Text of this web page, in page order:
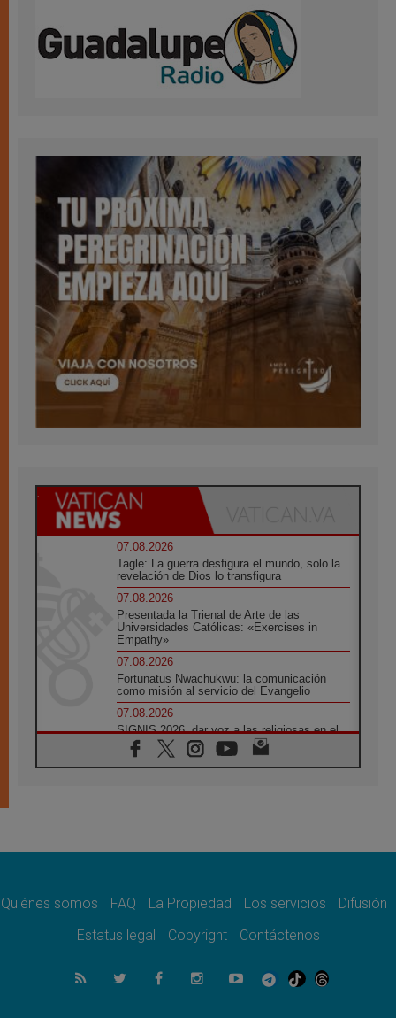
07.08.2026
Tagle: La guerra desfigura el mundo, solo la
revelación de Dios lo transfigura
07.08.2026
Presentada la Trienal de Arte de las
Universidades Católicas: «Exercises in
Empathy»
07.08.2026
Fortunatus Nwachukwu: la comunicación
como misión al servicio del Evangelio
07.08.2026
SIGNIS 2026, dar voz a las religiosas en el
espacio público
07.08.2026
no admite premuras legislativas
Cardenal Parolin: La paz comienza con la
06.08.2026
Fray Marco Vianelli: Aprender el Evangelio
Quiénes somos FAQ La Propiedad Los servicios
Difusión
Estatus legal
Copyright Contáctenos